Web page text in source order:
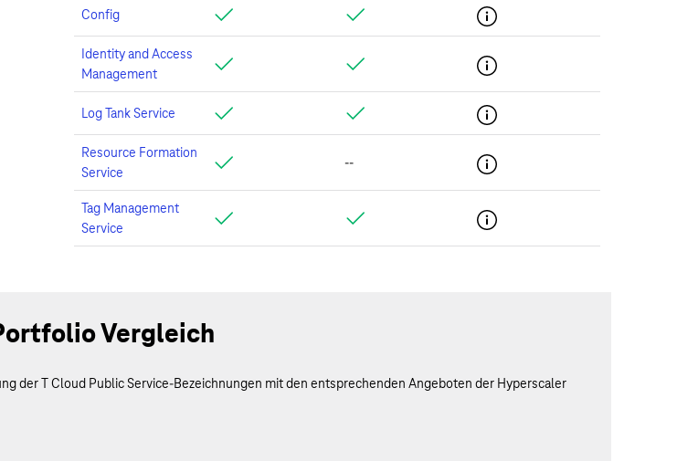
Config
Identity and Access
Management
Log Tank Service
Resource Formation
Service
--
Tag Management
Service
Vergleich
der T Cloud Public Service-Bezeichnungen mit den entsprechenden Angeboten der Hyperscaler